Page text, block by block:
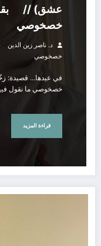
خصخوصي
د. ناصر زين الدين
خصخوصي
في عيدها...
خصخوصي ما نقول
قراءة المزيد